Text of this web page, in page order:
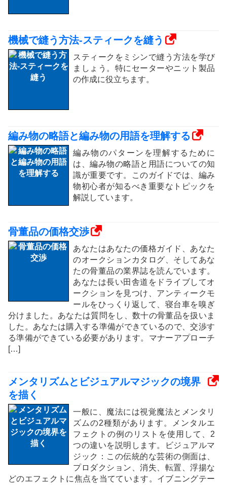
機械で縫う方法-スティークを縫う
スティークをミシンで縫う方法を学び
ましょう。特にセーターやニット製品
の作成に役立ちます。
編み物の略語と編み物の用語を理解する
編み物のパターンを理解するために
は、編み物の略語と用語についての知
識が重要です。このガイドでは、編み
物初心者が知るべき重要なトピックを
解説しています。
骨董品の価格交渉
あなたはあなたの価格ガイド、あなた
のオークションカタログ、そしてあな
たの骨董品の業界誌を読んでいます。
あなたは長い田舎道をドライブしてオ
ークションを見つけ、アンティークモ
ールをひっくり返して、寝台車を嗅ぎ
分けました。あなたは質問をし、数十の骨董品を扱いま
した。あなたは購入する準備ができているので、交渉す
る準備ができている必要があります。マナーアプローチ
[…]
メンタリズムとビジュアルマジックの境界
を描く
一般に、魔法には視覚魔法とメンタリ
ズムの2種類があります。メンタルエ
フェクトの例のリストを使用して、2
つの違いを説明します。ビジュアルマ
ジック：この伝統的な芸術の側面は、
プロダクション、消失、転置、浮揚な
どのエフェクトに焦点を当てています。イブニングテー